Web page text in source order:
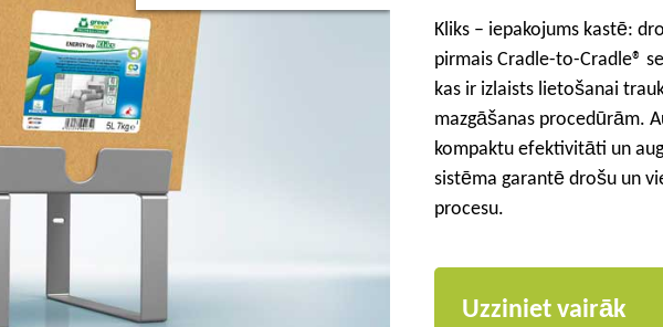
Kliks – iepakojums kastē:
pirmais Cradle-to-Cradle®
kas ir izlaists lietošanai
mazgāšanas procedūrām.
kompaktu efektivitāti un
sistēma garantē drošu un
procesu.
Uzziniet vairāk